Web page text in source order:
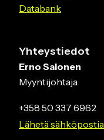
Databank
Yhteystiedot
Erno Salonen
Myyntijohtaja
+358 50 337 6962
Lähetä sähköpostia